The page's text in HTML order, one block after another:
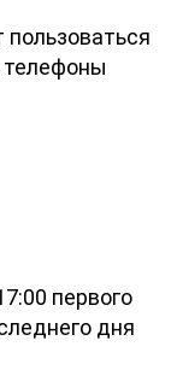
первого
дня